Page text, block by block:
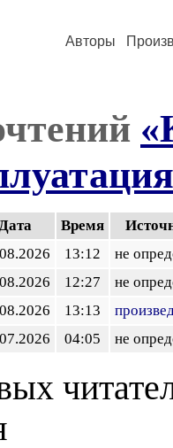
Авторы
Время
13:12
не
12:27
не
13:13
04:05 не